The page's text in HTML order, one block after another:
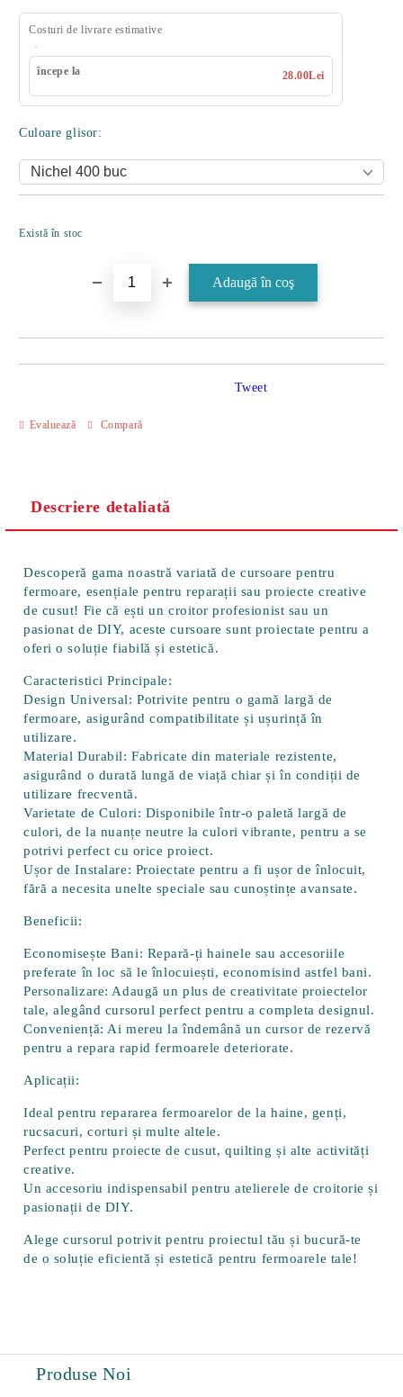
Costuri de livrare estimative
începe la 28.00Lei
Culoare glisor:
Există în stoc
Evaluează Compară
Tweet
Descriere detaliată
Descoperă gama noastră variată de cursoare pentru
fermoare, esențiale pentru reparații sau proiecte creative
de cusut! Fie că ești un croitor profesionist sau un
pasionat de DIY, aceste cursoare sunt proiectate pentru a
oferi o soluție fiabilă și estetică.
Caracteristici Principale:
Design Universal: Potrivite pentru o gamă largă de
fermoare, asigurând compatibilitate și ușurință în
utilizare.
Material Durabil: Fabricate din materiale rezistente,
asigurând o durată lungă de viață chiar și în condiții de
utilizare frecventă.
Varietate de Culori: Disponibile într-o paletă largă de
culori, de la nuanțe neutre la culori vibrante, pentru a se
potrivi perfect cu orice proiect.
Ușor de Instalare: Proiectate pentru a fi ușor de înlocuit,
fără a necesita unelte speciale sau cunoștințe avansate.
Beneficii:
Economisește Bani: Repară-ți hainele sau accesoriile
preferate în loc să le înlocuiești, economisind astfel bani.
Personalizare: Adaugă un plus de creativitate proiectelor
tale, alegând cursorul perfect pentru a completa designul.
Conveniență: Ai mereu la îndemână un cursor de rezervă
pentru a repara rapid fermoarele deteriorate.
Aplicații:
Ideal pentru repararea fermoarelor de la haine, genți,
rucsacuri, corturi și multe altele.
Perfect pentru proiecte de cusut, quilting și alte activități
creative.
Un accesoriu indispensabil pentru atelierele de croitorie și
pasionații de DIY.
Alege cursorul potrivit pentru proiectul tău și bucură-te
de o soluție eficientă și estetică pentru fermoarele tale!
Produse Noi